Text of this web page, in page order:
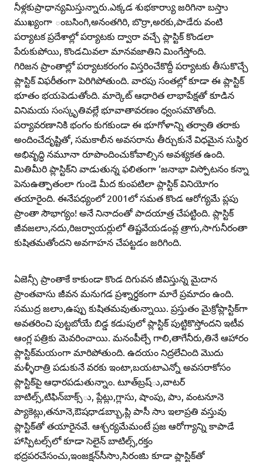
నీళ్లకుప్రాధాన్యమిస్తున్నారు.ఎక్కడ శుభకార్యాు జరిగినా బస్తాు
ముఖ్యంగా ంబసింగి,అనంతగిరి, బొర్రా,అరకు,పాడేరు వంటి
పర్యాటక ప్రదేశాల్లో పర్యాటకు ద్వారా వచ్చే ప్లాస్టిక్‌ కొండలా
పేరుకుపోయి, కొండచిువలా మానవజాతిని మింగేస్తోంది.
గిరిజన ప్రాంతాల్లో పర్యాటకరంగం విస్తరించేకొద్దీ పర్యాటకు తీసుకొచ్చే
ప్లాస్టిక్‌ విఫరీతంగా పెరిగిపోతుంది. వారపు సంతల్లో కూడా ఈ ప్లాస్టిక్‌
భూతం భయపెడుతోంది. మార్కెట్‌ ఆధారిత లాభాపేక్షతో కూడిన
వినిమయ సంస్కృతివల్లే భూవాతావరణం ధ్వంసమౌతోంది.
పర్యావరణానికి భంగం కుగకుండా ఈ భూగోళాన్ని తర్వాతి తరాకు
అందించేదృష్టితో, సమకాలీన అవసరాను తీర్చుకునే విధమైన సుస్థిర
అభివృద్ధి నమూనా రూపొందించుకోవాల్సిన అవశ్యకత ఉంది.
మితిమీరి ప్లాస్టిక్‌ని వాడుతున్న ఫలితంగా ‘జనాభా విస్పోటనం కన్నా
పెనుఉత్పాతంలా గుండె మీద కుంపటిలా ప్లాస్టిక్‌ వినియోగం
తయారైంది. ఈనేపధ్యంలో 2001లో సమత కొండ ఆరోగ్యమే ప్లపు
ప్రాంతా సౌభాగ్యం! అనే నినాదంతో పాదయాత్ర చేపట్టింది. ప్లాస్టిక్‌
జీవజలాు,నదు,రిజర్వాయర్లులో తిష్టవేయడంవ్ల త్రాగు,సాగునీరంతా
కుషితమతోందని అవగాహన చేపట్టడం జరిగింది.
ఏజెన్సీ ప్రాంతాకే కాకుండా కొండ దిగువన జీవిస్తున్న మైదాన
ప్రాంతవాసు జీవన మనుగడ ప్రశ్నార్ధకంగా మారే ప్రమాదం ఉంది.
సముద్ర జలాు,ఉప్పు కుషితమవుతున్నాయి. ప్రస్తుతం మైక్రోప్లాస్టిక్‌గా
అవతరించి పుట్టబోయే బిడ్డ కడుపులో ప్లాస్టిక్‌ పుట్టికొస్తోందని ఇటీవ
ఆంగ్ల పత్రికు మెవరించాయి. మనంపీల్చే గాలి,తాగేనీరు,తినే ఆహారం
ప్లాస్టిక్‌మయంగా మారిపోతుంది. ఉదయం నిద్రలేచింది మొదు
మళ్ళీరాత్రి పడుకునే వరకు ఇంటా,బయటాఎన్నో అవసరాకోసం
ప్లాస్టిక్‌పై ఆధారపడుతున్నాం. టూత్‌బ్రష్‌ు,వాటర్‌
బాటిల్స్‌,టిఫిన్‌బాక్స్‌ు, ప్లేట్లు,గ్లాసు, షాంపు, పాు, వంటనూనె
ప్యాకెట్లు,తనూనె,ఔషధాడబ్బాు,ప్లి పాసీ సాు ఇలాప్రతి వస్తువు
ప్లాస్టిక్‌తో తయారైనవే. ఆశ్చర్యమేమంటే ప్రజ ఆరోగ్యాన్ని కాపాడే
హాస్పిటల్స్‌లో కూడా సెలైన్‌ బాటిల్స్‌,రక్తం
భద్రపరచేసంచు,ఇంజక్షన్‌సీసాు,సిరంజిు కూడా ప్లాస్టిక్‌తో